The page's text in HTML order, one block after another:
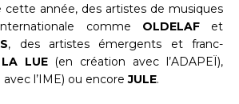
année, des artistes de musiques
comme OLDELAFet
, des artistes émergents et franc-
LA LUE(en création avec l’ADAPEÏ),
avec l’IME) ou encoreJULE.